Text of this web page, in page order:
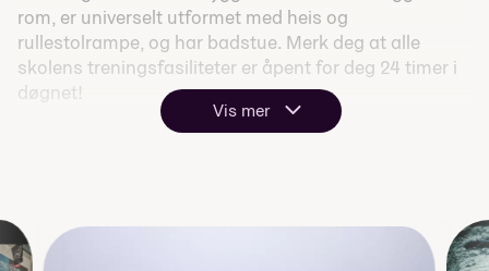
rom, er universelt utformet med heis og
rullestolrampe, og har badstue. Merk deg at alle
skolens treningsfasiliteter er åpent for deg 24 timer i
døgnet!
Vi bruker også mange av de flotte anleggene i
håndballhaller og 15 m høy klatrevegg
Ringeriksbadet
Vis mer